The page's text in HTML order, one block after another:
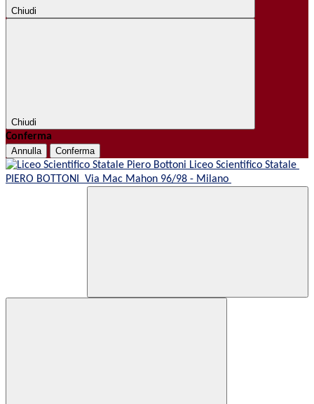
Chiudi
Chiudi
Conferma
Annulla Conferma
Liceo Scientifico Statale
PIERO BOTTONI Via Mac Mahon 96/98 - Milano